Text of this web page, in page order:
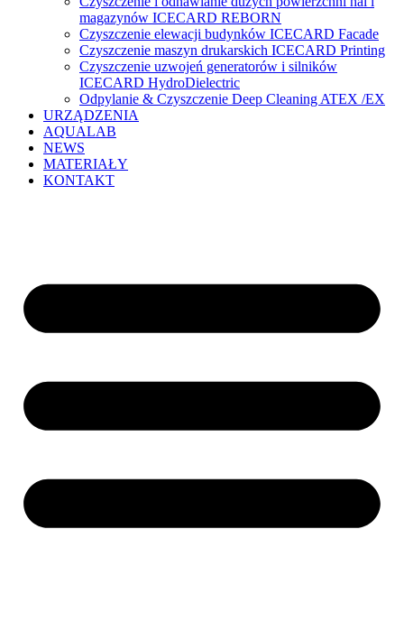
magazynów ICECARD REBORN
Czyszczenie elewacji budynków ICECARD Facade
Czyszczenie maszyn drukarskich ICECARD Printing
Czyszczenie uzwojeń generatorów i silników
ICECARD HydroDielectric
Odpylanie & Czyszczenie Deep Cleaning ATEX /EX
URZĄDZENIA
AQUALAB
NEWS
MATERIAŁY
KONTAKT